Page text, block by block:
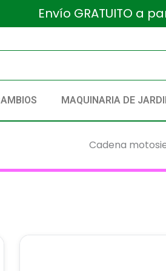
Envío GRATUITO a
MAQUINARIA DE
Cadena